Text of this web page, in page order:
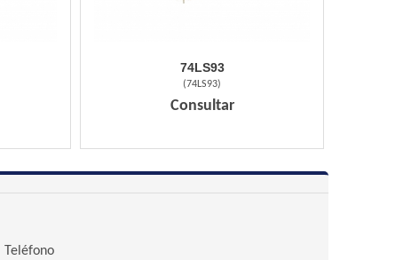
74LS93
(74LS93)
Consultar
Teléfono